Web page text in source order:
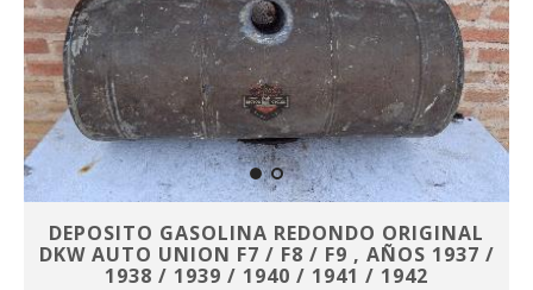
DEPOSITO GASOLINA REDONDO ORIGINAL
DKW AUTO UNION F7 / F8 / F9 , AÑOS 1937 /
1938 / 1939 / 1940 / 1941 / 1942